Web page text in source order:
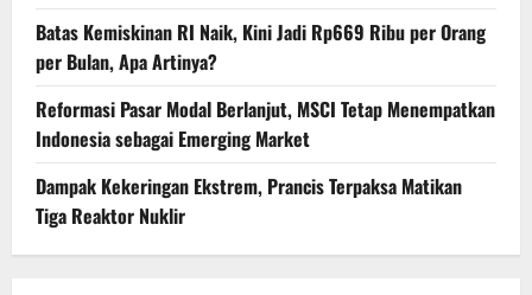
Batas Kemiskinan RI Naik, Kini Jadi Rp669 Ribu per Orang
per Bulan, Apa Artinya?
Reformasi Pasar Modal Berlanjut, MSCI Tetap Menempatkan
Indonesia sebagai Emerging Market
Dampak Kekeringan Ekstrem, Prancis Terpaksa Matikan
Tiga Reaktor Nuklir